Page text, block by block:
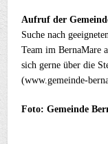
Aufruf der
Suche nach
Team im BernaMare
sich gerne über die
(www.gemeinde-
Foto: Gemeinde